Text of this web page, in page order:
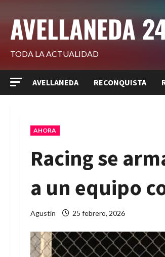
contenido
AVELLANEDA
TODA LA ACTUALIDAD
AVELLANEDA RECONQUISTA
AHORA
Racing se
a un equipo
Agustín 25 febrero, 2026